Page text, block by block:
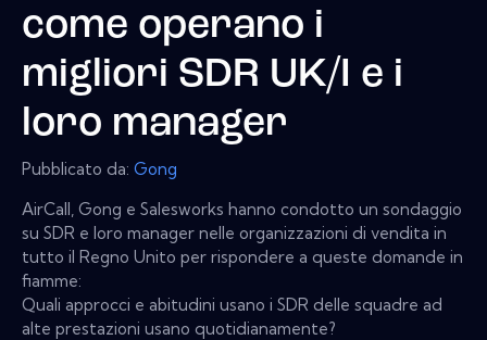
come operano i
migliori SDR UK/I e i
loro manager
Pubblicato da: Gong
AirCall, Gong e Salesworks hanno condotto un sondaggio
su SDR e loro manager nelle organizzazioni di vendita in
tutto il Regno Unito per rispondere a queste domande in
fiamme:
Quali approcci e abitudini usano i SDR delle squadre ad
alte prestazioni usano quotidianamente?